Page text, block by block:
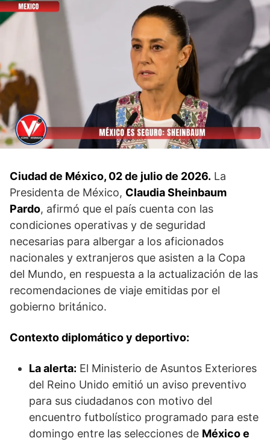
Ciudad de México, 02 de julio de 2026. La
Presidenta de México, Claudia Sheinbaum
Pardo, afirmó que el país cuenta con las
condiciones operativas y de seguridad
necesarias para albergar a los aficionados
nacionales y extranjeros que asisten a la Copa
del Mundo, en respuesta a la actualización de las
recomendaciones de viaje emitidas por el
gobierno británico.
Contexto diplomático y deportivo:
La alerta: El Ministerio de Asuntos Exteriores
del Reino Unido emitió un aviso preventivo
para sus ciudadanos con motivo del
encuentro futbolístico programado para este
domingo entre las selecciones de México e